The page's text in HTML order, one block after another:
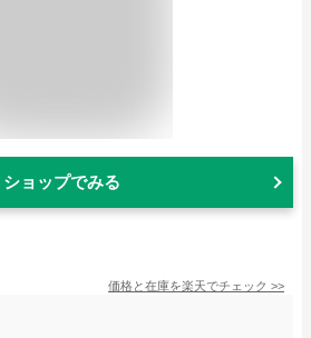
ショップでみる
価格と在庫を楽天でチェック >>